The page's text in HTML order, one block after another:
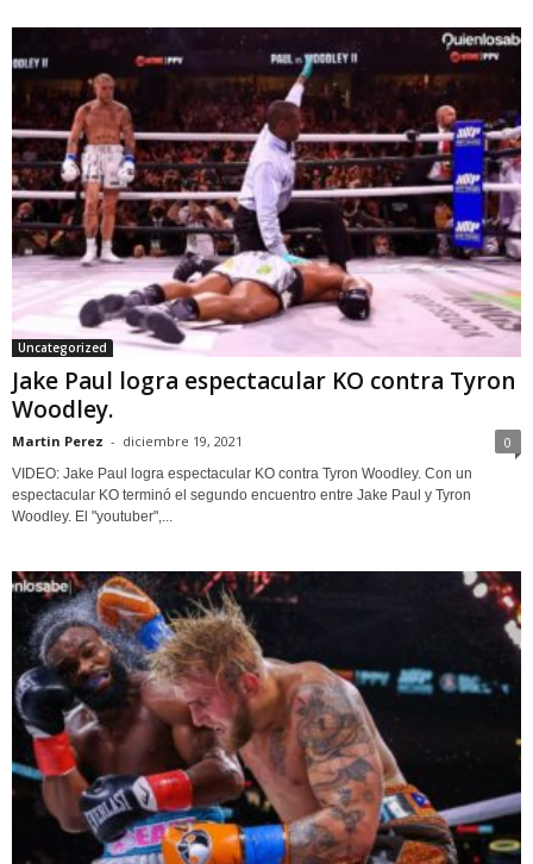
Uncategorized
Jake Paul logra espectacular KO contra Tyron
Woodley.
Martin Perez - diciembre 19, 2021 0
VIDEO: Jake Paul logra espectacular KO contra Tyron Woodley. Con un
espectacular KO terminó el segundo encuentro entre Jake Paul y Tyron
Woodley. El "youtuber",...